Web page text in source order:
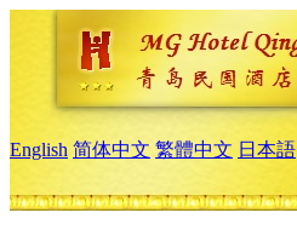
English 简体中文 繁體中文 日本語